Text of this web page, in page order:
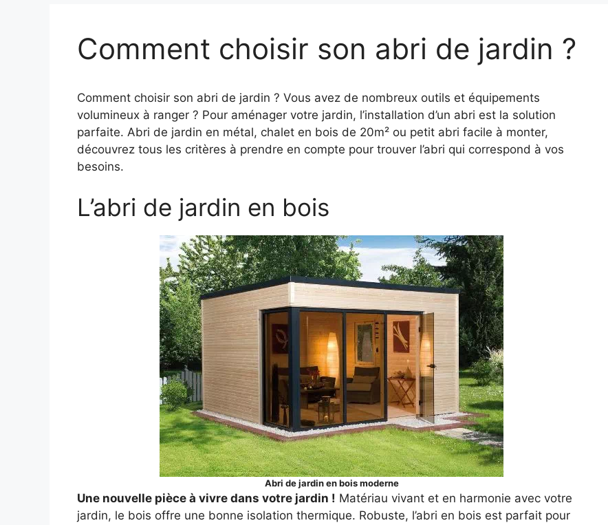
Comment choisir son abri de jardin ?
Comment choisir son abri de jardin ? Vous avez de nombreux outils et équipements
volumineux à ranger ? Pour aménager votre jardin, l’installation d’un abri est la solution
parfaite. Abri de jardin en métal, chalet en bois de 20m² ou petit abri facile à monter,
découvrez tous les critères à prendre en compte pour trouver l’abri qui correspond à vos
besoins.
L’abri de jardin en bois
Abri de jardin en bois moderne
Une nouvelle pièce à vivre dans votre jardin ! Matériau vivant et en harmonie avec votre
jardin, le bois offre une bonne isolation thermique. Robuste, l’abri en bois est parfait pour